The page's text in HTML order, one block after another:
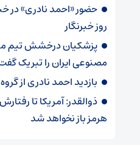
حضور «احمد نادری» در
روز خبرنگار
پزشکیان درخشش تیم
مصنوعی ایران را تبریک
بازدید احمد نادری از
ذوالقدر: آمریکا تا
هرمز باز نخواهد شد